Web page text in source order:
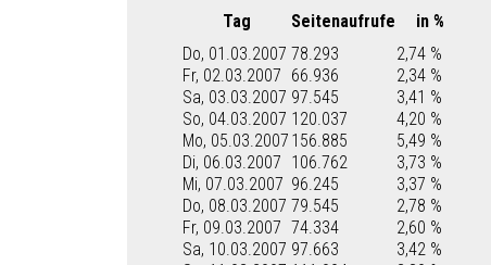
Tag Seitenaufrufe in %
Do, 01.03.2007 78.293 2,74 %
Fr, 02.03.2007 66.936 2,34 %
Sa, 03.03.2007 97.545 3,41 %
So, 04.03.2007 120.037 4,20 %
Mo, 05.03.2007 156.885 5,49 %
Di, 06.03.2007 106.762 3,73 %
Mi, 07.03.2007 96.245 3,37 %
Do, 08.03.2007 79.545 2,78 %
Fr, 09.03.2007 74.334 2,60 %
Sa, 10.03.2007 97.663 3,42 %